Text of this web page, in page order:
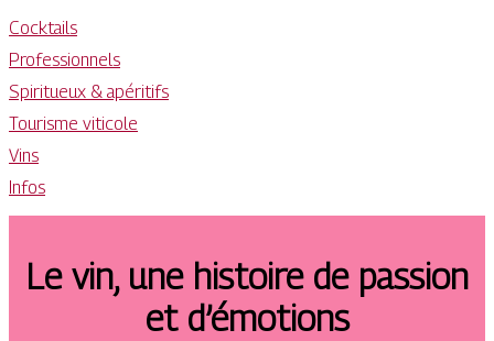
Cocktails
Professionnels
Spiritueux & apéritifs
Tourisme viticole
Vins
Infos
Le vin, une histoire de passion
et d’émotions